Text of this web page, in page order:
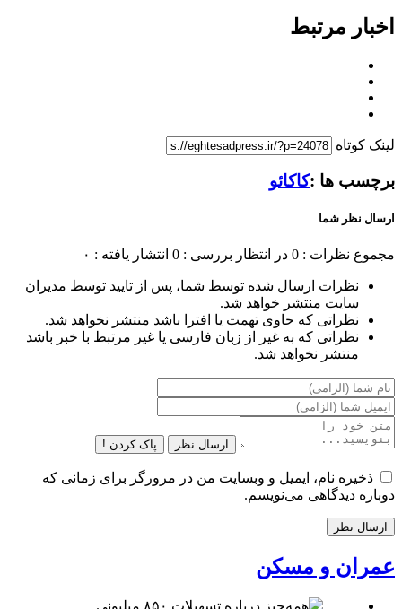
اخبار مرتبط
لینک کوتاه
برچسب ها :کاکائو
ارسال نظر شما
مجموع نظرات : 0 در انتظار بررسی : 0 انتشار یافته : ۰
نظرات ارسال شده توسط شما، پس از تایید توسط مدیران
سایت منتشر خواهد شد.
نظراتی که حاوی تهمت یا افترا باشد منتشر نخواهد شد.
نظراتی که به غیر از زبان فارسی یا غیر مرتبط با خبر باشد
منتشر نخواهد شد.
ارسال نظر پاک کردن !
ذخیره نام، ایمیل و وبسایت من در مرورگر برای زمانی که
دوباره دیدگاهی می‌نویسم.
عمران و مسکن